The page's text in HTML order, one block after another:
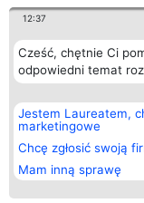
12:37
Cześć, chętnie Ci
odpowiedni temat
Jestem Laureatem,
marketingowe
Chcę zgłosić swoją
Mam inną sprawę
Organizator plebiscytu
Bright Side Solutions sp. z o.
o. sp. k.
ul. Ruska 22
Wrocław 50-079
KRS 0000749100 | Regon
381313360 | NIP 8943132676